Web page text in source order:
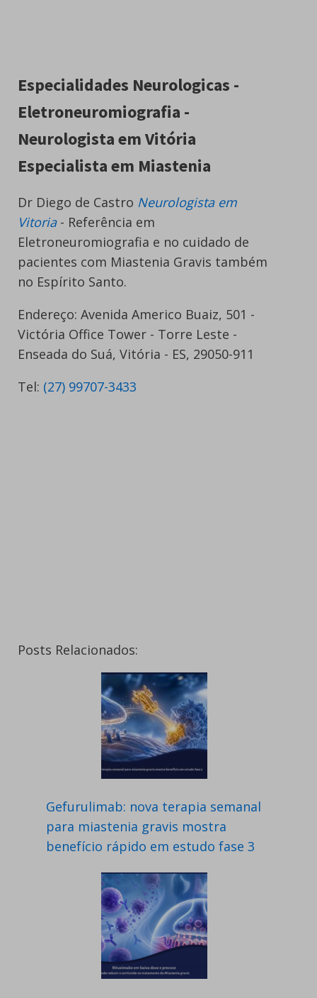
Especialidades Neurologicas -
Eletroneuromiografia -
Neurologista em Vitória
Especialista em Miastenia
Dr Diego de Castro Neurologista em
Vitoria- Referência em
Eletroneuromiografia e no cuidado de
pacientes com Miastenia Gravis também
no Espírito Santo.
Endereço: Avenida Americo Buaiz, 501 -
Victória Office Tower - Torre Leste -
Enseada do Suá, Vitória - ES, 29050-911
Tel: (27) 99707-3433
Posts Relacionados:
Gefurulimab: nova terapia semanal
para miastenia gravis mostra
benefício rápido em estudo fase 3